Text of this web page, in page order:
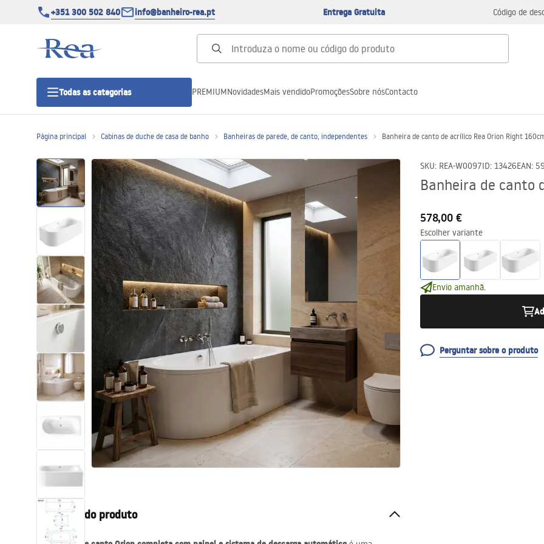
+351 300 502 840 info@banheiro-rea.pt Entrega Gratuita Código de
Todas as categorias
outras
Portas de duche
Bases de duche de casa de banho
Sumidouros de duche
Sanitas, lavatórios
Lava-louças e lavatórios de casa
de banho
Cabinas de duche de casa de
banho
Misturadores de casa de banho
Chuveiros de casa de banho
Cozinha
Acessórios de casa de banho,
PREMIUMNovidadesMais vendidoPromoçõesSobre nósContacto
Página principal Cabinas de duche de casa de banho Banheiras de parede, de canto, independentes Banheira de canto de acrílico Rea Orion Right
SKU: REA-W0097ID: 13426EAN:
Banheira de canto
578,00 €
Escolher variante
Envio amanhã.
Perguntar sobre o produto
Descrição do produto